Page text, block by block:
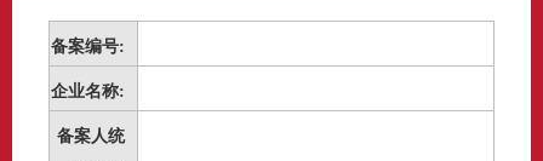
备案编号:
企业名称:
备案人统